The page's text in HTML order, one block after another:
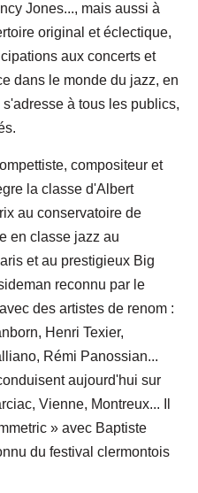
Jones..., mais aussi à
original et éclectique,
aux concerts et
dans le monde du jazz, en
à tous les publics,
compositeur et
la classe d'Albert
au conservatoire de
en classe jazz au
et au prestigieux Big
reconnu par le
des artistes de renom :
Henri Texier,
Rémi Panossian...
aujourd'hui sur
Vienne, Montreux... Il
» avec Baptiste
du festival clermontois